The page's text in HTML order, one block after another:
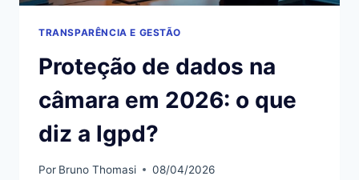
TRANSPARÊNCIA E GESTÃO
Proteção de dados na
câmara em 2026: o que
diz a lgpd?
Por Bruno Thomasi 08/04/2026